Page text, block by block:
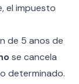
el impuesto
de 5 anos de
se cancela
determinado.